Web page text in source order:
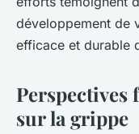
développement de
efficace et durable
Perspectives
sur la grippe